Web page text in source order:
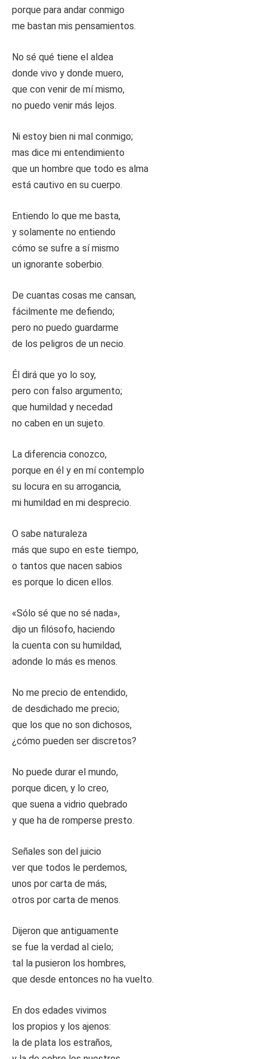
porque para andar conmigo
me bastan mis pensamientos.
No sé qué tiene el aldea
donde vivo y donde muero,
que con venir de mí mismo,
no puedo venir más lejos.
Ni estoy bien ni mal conmigo;
mas dice mi entendimiento
que un hombre que todo es alma
está cautivo en su cuerpo.
Entiendo lo que me basta,
y solamente no entiendo
cómo se sufre a sí mismo
un ignorante soberbio.
De cuantas cosas me cansan,
fácilmente me defiendo;
pero no puedo guardarme
de los peligros de un necio.
Él dirá que yo lo soy,
pero con falso argumento;
que humildad y necedad
no caben en un sujeto.
La diferencia conozco,
porque en él y en mí contemplo
su locura en su arrogancia,
mi humildad en mi desprecio.
O sabe naturaleza
más que supo en este tiempo,
o tantos que nacen sabios
es porque lo dicen ellos.
«Sólo sé que no sé nada»,
dijo un filósofo, haciendo
la cuenta con su humildad,
adonde lo más es menos.
No me precio de entendido,
de desdichado me precio;
que los que no son dichosos,
¿cómo pueden ser discretos?
No puede durar el mundo,
porque dicen, y lo creo,
que suena a vidrio quebrado
y que ha de romperse presto.
Señales son del juicio
ver que todos le perdemos,
unos por carta de más,
otros por carta de menos.
Dijeron que antiguamente
se fue la verdad al cielo;
tal la pusieron los hombres,
que desde entonces no ha vuelto.
En dos edades vivimos
los propios y los ajenos:
la de plata los estraños,